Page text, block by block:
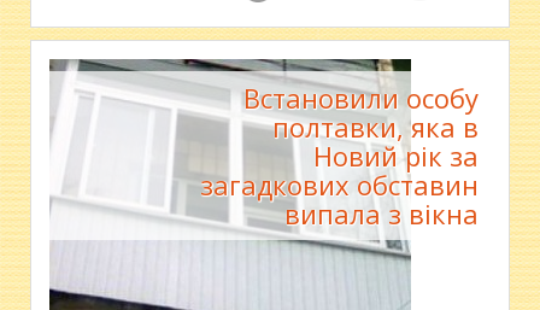
Встановили особу
полтавки, яка в
Новий рік за
загадкових обставин
випала з вікна